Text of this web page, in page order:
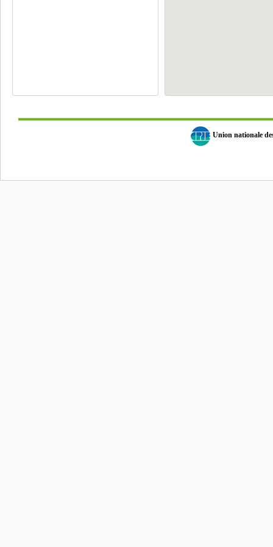
Union nationale